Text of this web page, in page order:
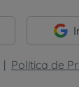
| Política de